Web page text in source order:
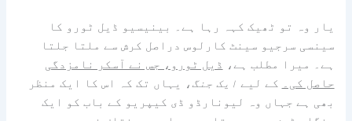
یار وہ تو ٹھیک کہہ رہا ہے۔ بینیسیو ڈیل ٹورو کا
سینسی سرجیو سینٹ کارلوس دراصل کرش سے ملتا جلتا
ہے۔ میرا مطلب ہے، ڈیل ٹورو، جس نے آسکر نامزدگی
حاصل کی۔ کے لیے ایک جنگ، یہاں تک کہ اس کا ایک منظر
بھی ہے جہاں وہ لیونارڈو ڈی کیپریو کے باب کو ایک